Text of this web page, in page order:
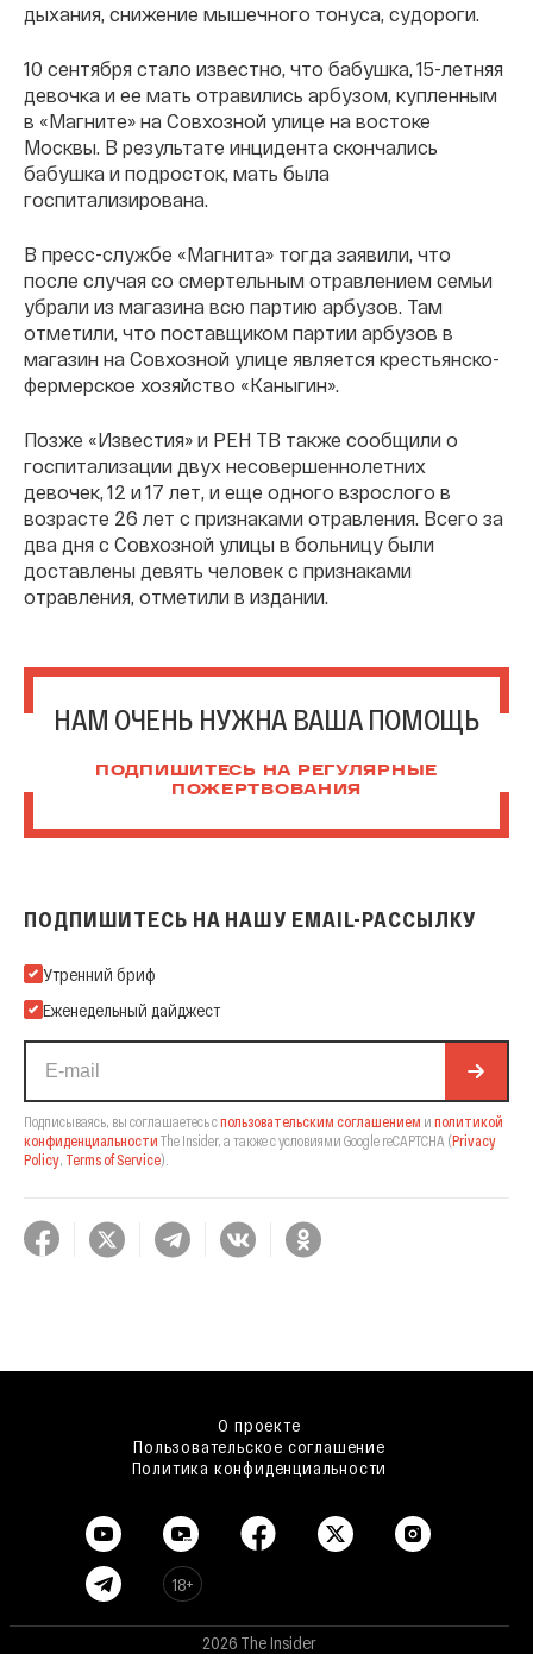
дыхания, снижение мышечного тонуса, судороги.
10 сентября стало известно, что бабушка, 15-летняя
девочка и ее мать отравились арбузом, купленным
в «Магните» на Совхозной улице на востоке
Москвы. В результате инцидента скончались
бабушка и подросток, мать была
госпитализирована.
В пресс-службе «Магнита» тогда заявили, что
после случая со смертельным отравлением семьи
убрали из магазина всю партию арбузов. Там
отметили, что поставщиком партии арбузов в
магазин на Совхозной улице является крестьянско-
фермерское хозяйство «Каныгин».
Позже «Известия» и РЕН ТВ также сообщили о
госпитализации двух несовершеннолетних
девочек, 12 и 17 лет, и еще одного взрослого в
возрасте 26 лет с признаками отравления. Всего за
два дня с Совхозной улицы в больницу были
доставлены девять человек с признаками
отравления, отметили в издании.
НАМ ОЧЕНЬ НУЖНА ВАША ПОМОЩЬ
ПОДПИШИТЕСЬ НА РЕГУЛЯРНЫЕ
ПОЖЕРТВОВАНИЯ
ПОДПИШИТЕСЬ НА НАШУ EMAIL-РАССЫЛКУ
Подпишитесь на нашу Email-рассылку
Утренний бриф
Еженедельный дайджест
Подписываясь, вы соглашаетесь спользовательским соглашением и политикой
конфиденциальности The Insider, а также с условиями Google reCAPTCHA (Privacy
Policy Terms of Service).
О проекте
Пользовательское соглашение
Политика конфиденциальности
18+
2026 The Insider